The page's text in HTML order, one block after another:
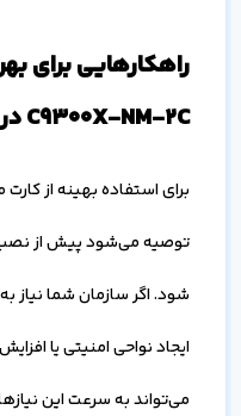
راهکارهایی برای
C9300X-NM-2C در شبکه‌های سازمانی
توصیه می‌شود پیش از
شود. اگر سازمان شما
ایجاد نواحی امنیتی یا
می‌تواند به سرعت این